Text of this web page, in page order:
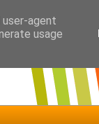
agent
usage